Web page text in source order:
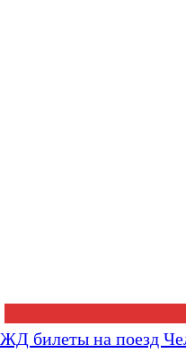
ЖД билеты на поезд